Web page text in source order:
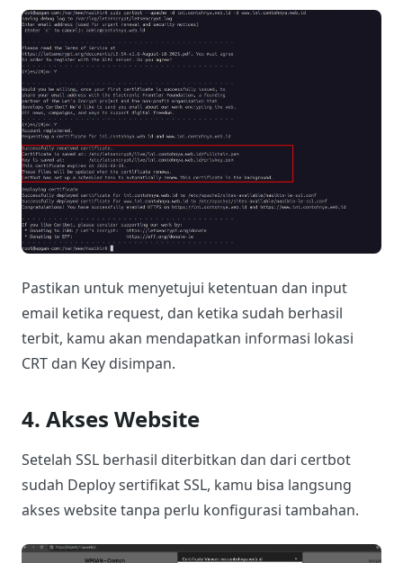
Pastikan untuk menyetujui ketentuan dan input
email ketika request, dan ketika sudah berhasil
terbit, kamu akan mendapatkan informasi lokasi
CRT dan Key disimpan.
4. Akses Website
Setelah SSL berhasil diterbitkan dan dari certbot
sudah Deploy sertifikat SSL, kamu bisa langsung
akses website tanpa perlu konfigurasi tambahan.